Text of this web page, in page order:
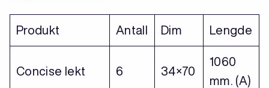
Produkt Antall Dim Lengde
Concise lekt 6 34×70
1060
mm. (A)